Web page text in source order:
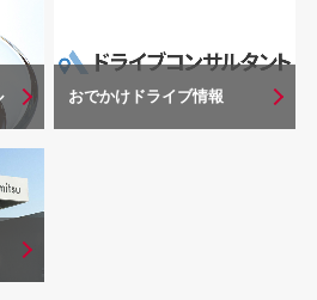
おでかけドライブ情報